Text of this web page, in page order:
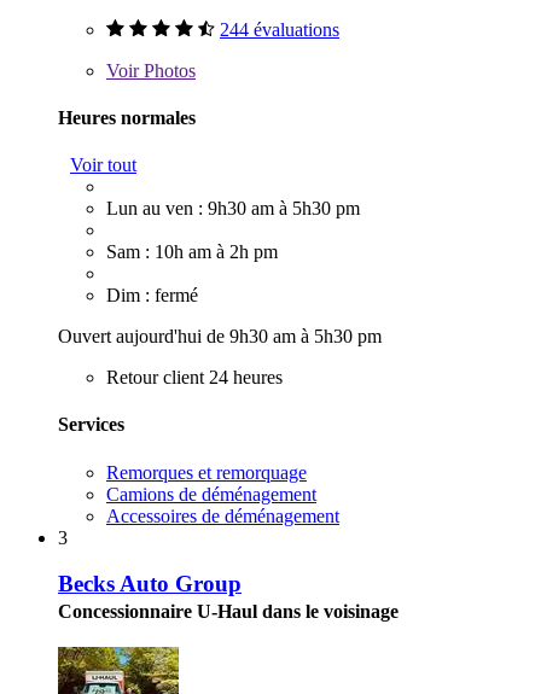
244 évaluations
VoirPhotos
Heures normales
Voir tout
Lun au ven : 9h30 am à 5h30 pm
Sam : 10h am à 2h pm
Dim : fermé
Ouvert aujourd'hui de 9h30 am à 5h30 pm
Retour client 24 heures
Services
Remorques et remorquage
Camions de déménagement
Accessoires de déménagement
3
Becks Auto Group
Concessionnaire U-Haul dans le voisinage